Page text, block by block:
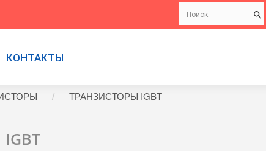
КОНТАКТЫ
ТРАНЗИСТОРЫ IGBT